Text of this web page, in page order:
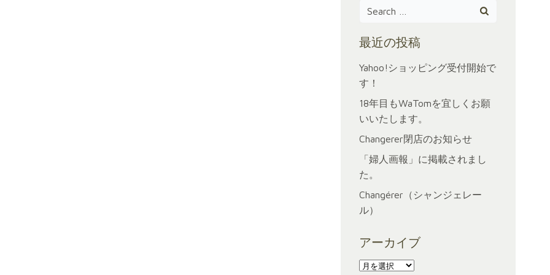
Search
最近の投稿
Yahoo!ショッピング受付開始で
す！
18年目もWaTomを宜しくお願
いいたします。
Changerer閉店のお知らせ
「婦人画報」に掲載されまし
た。
Changérer（シャンジェレー
ル）
アーカイブ
ア